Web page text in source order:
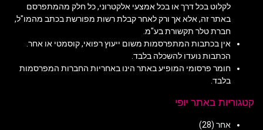
לקלוט בכל דרך או בכל אמצעי אלקטרוני, כל חלק מהמתפרסם
באתר זה, אלא אך ורק לאחר קבלת רשות מפורשת בכתב מהמו"ל,
חברת טלר תקשורת בע"מ.
אין בכתבות המתפרסמות משום ייעוץ רפואי, קוסמטי או אחר.
הכתבות נועדו להשכלה בלבד.
חומר פרסומי המופיע באתר הינו באחריות החברות המפרסמות
בלבד.
קטגוריות באתר יופי
אחר (28)